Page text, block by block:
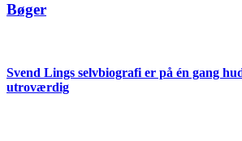
Bøger
Svend Lings selvbiografi er på én gang
utroværdig